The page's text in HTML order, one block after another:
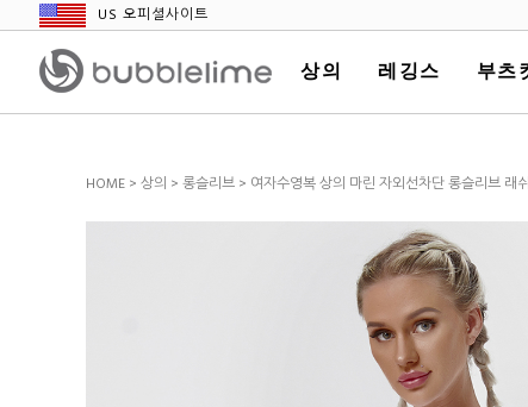
US 오피셜사이트
상의 레깅스 부츠
HOME > 상의 > 롱슬리브 > 여자수영복 상의 마린 자외선차단 롱슬리브 래